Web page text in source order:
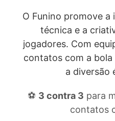
O Funino promove a
técnica e a
jogadores. Com
contatos com a
a diversão
⚽ 3 contra 3 para
contatos